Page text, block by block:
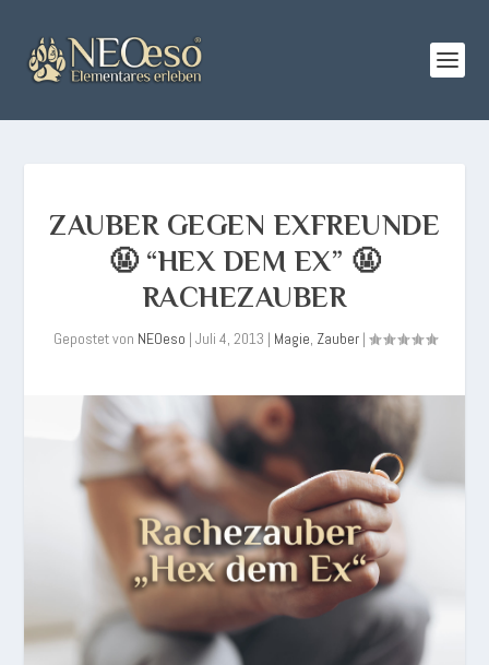
ZAUBER GEGEN EXFREUNDE
🤬 “HEX DEM EX” 🤬
RACHEZAUBER
Gepostet von NEOeso | Juli 4, 2013 | Magie, Zauber|